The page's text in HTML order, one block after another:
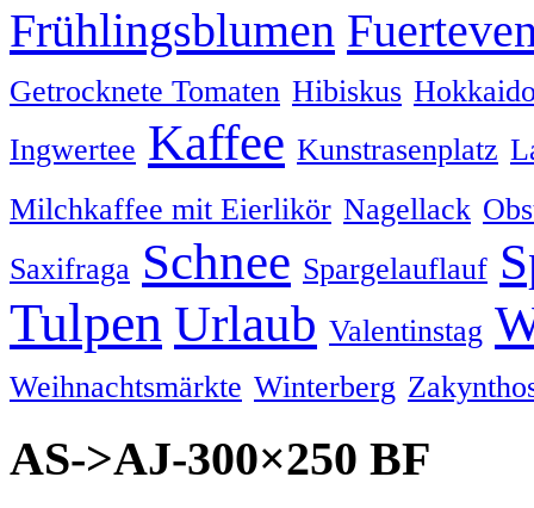
Frühlingsblumen
Getrocknete Tomaten Hibiskus
Ingwertee Kaffee Kunstrasenplatz
Milchkaffee mit Eierlikör Nagellack
Saxifraga Schnee Spargelauflauf
Tulpen Urlaub Valentinstag
Weihnachtsmärkte Winterberg
AS->AJ-300×250 BF